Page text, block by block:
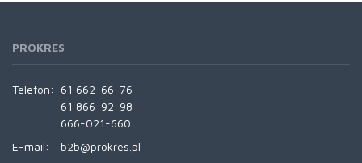
PROKRES
Telefon:
61 662-66-76
61 866-92-98
666-021-660
E-mail:
b2b@prokres.pl